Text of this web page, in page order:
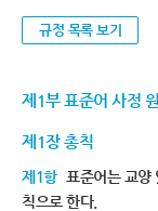
규정 목록 보기
제1부 표준어 사정
제1장 총칙
제1항 표준어는 교양
칙으로 한다.